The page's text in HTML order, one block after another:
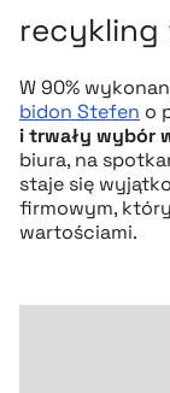
recykling
W 90%
bidon Stefen o
i trwały wybór
biura, na
staje się
firmowym,
wartościami.